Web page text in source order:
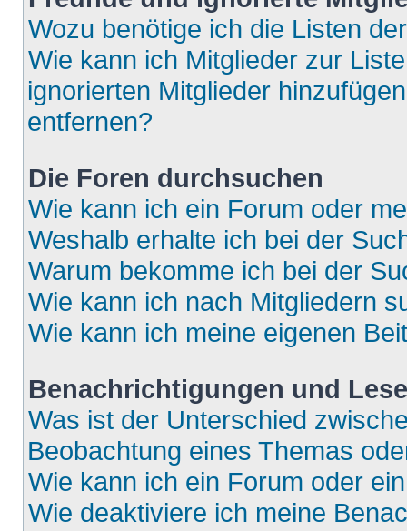
Wozu benötige ich die Listen
Wie kann ich Mitglieder zur
ignorierten Mitglieder
entfernen?
Die Foren durchsuchen
Wie kann ich ein Forum oder
Weshalb erhalte ich bei der
Warum bekomme ich bei der
Wie kann ich nach Mitgliedern
Wie kann ich meine eigenen
Benachrichtigungen und
Was ist der Unterschied
Beobachtung eines Themas
Wie kann ich ein Forum oder
Wie deaktiviere ich meine